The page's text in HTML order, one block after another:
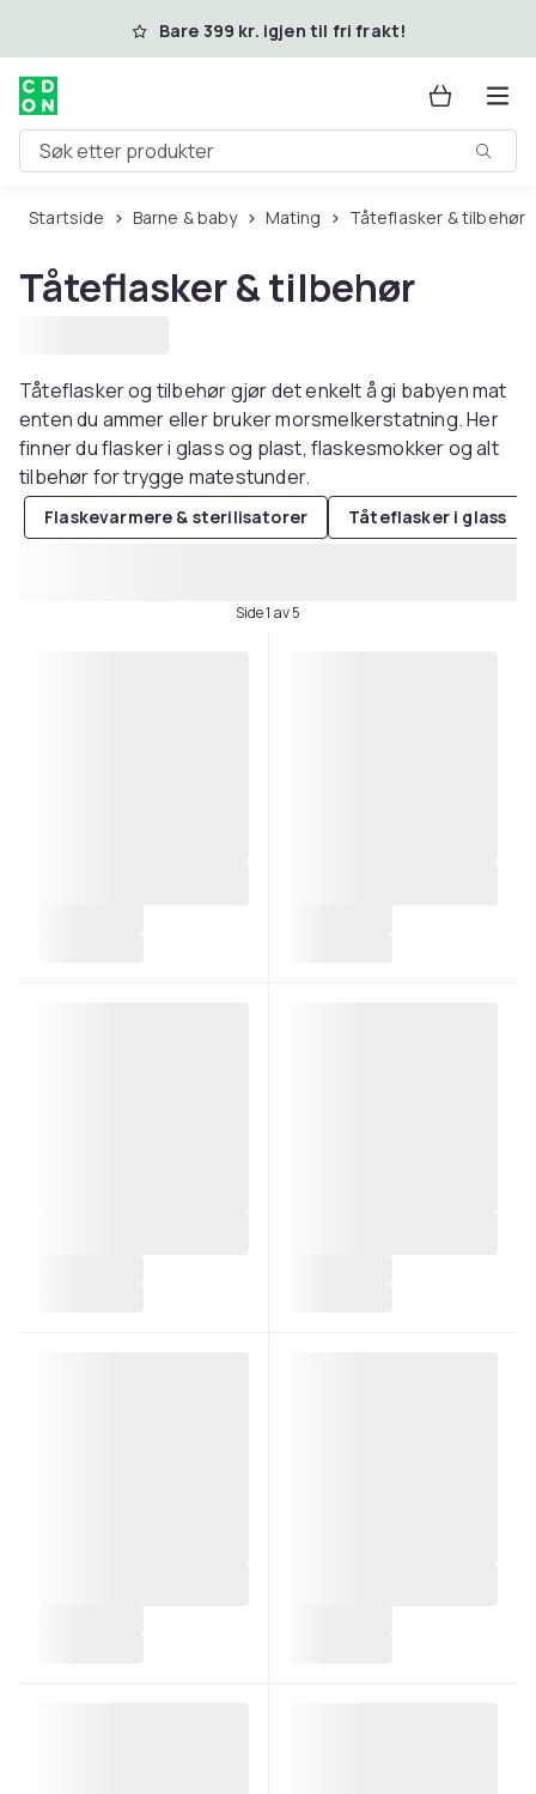
Hopp til hovedinnholdBare 399 kr. igjen til fri frakt!
Søk etter produkter
Startside Barne & baby Mating Tåteflasker & tilbehør
Tåteflasker & tilbehør
Tåteflasker og tilbehør gjør det enkelt å gi babyen mat
enten du ammer eller bruker morsmelkerstatning. Her
finner du flasker i glass og plast, flaskesmokker og alt
tilbehør for trygge matestunder.
Flaskevarmere & sterilisatorer Tåteflasker i glass
Side 1 av 5